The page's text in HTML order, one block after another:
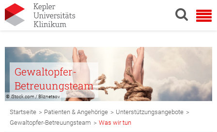
Gewaltopfer-
Betreuungsteam
© iStock.com / Bliznetsov
Breadcrumb
Navigation
Startseite > Patienten & Angehörige > Unterstützungsangebote >
Gewaltopfer-Betreuungsteam > Was wir tun